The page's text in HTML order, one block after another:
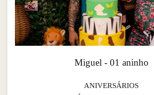
Miguel - 01 aninho
ANIVERSÁRIOS